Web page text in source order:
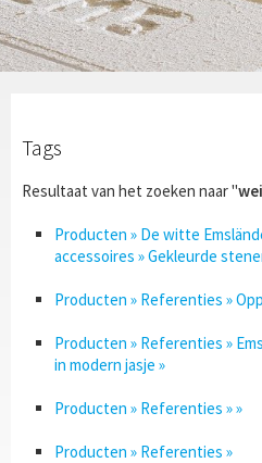
Tags
Resultaat van het zoeken naar "
Producten » De witte
accessoires » Gekleurde
Producten » Referenties »
Producten » Referenties »
in modern jasje »
Producten » Referenties » »
Producten » Referenties »